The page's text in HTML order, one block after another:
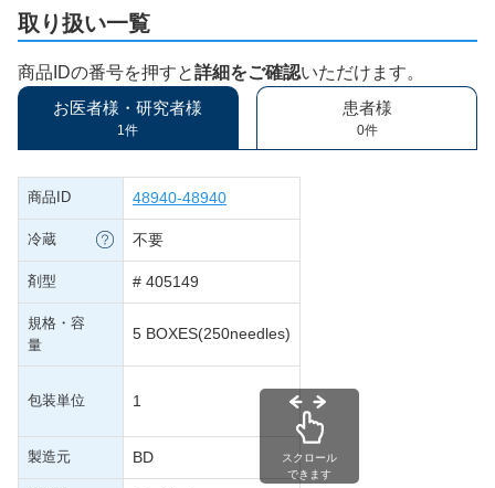
取り扱い一覧
商品IDの番号を押すと詳細をご確認いただけます。
お医者様・研究者様
1件
患者様
0件
商品ID 48940-48940
冷蔵 不要
剤型 # 405149
規格・容
量
5 BOXES(250needles)
包装単位 1
製造元 BD
スクロール
できます